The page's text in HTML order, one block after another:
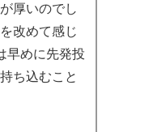
厚いのでし
改めて感じ
早めに先発投
ち込むこと